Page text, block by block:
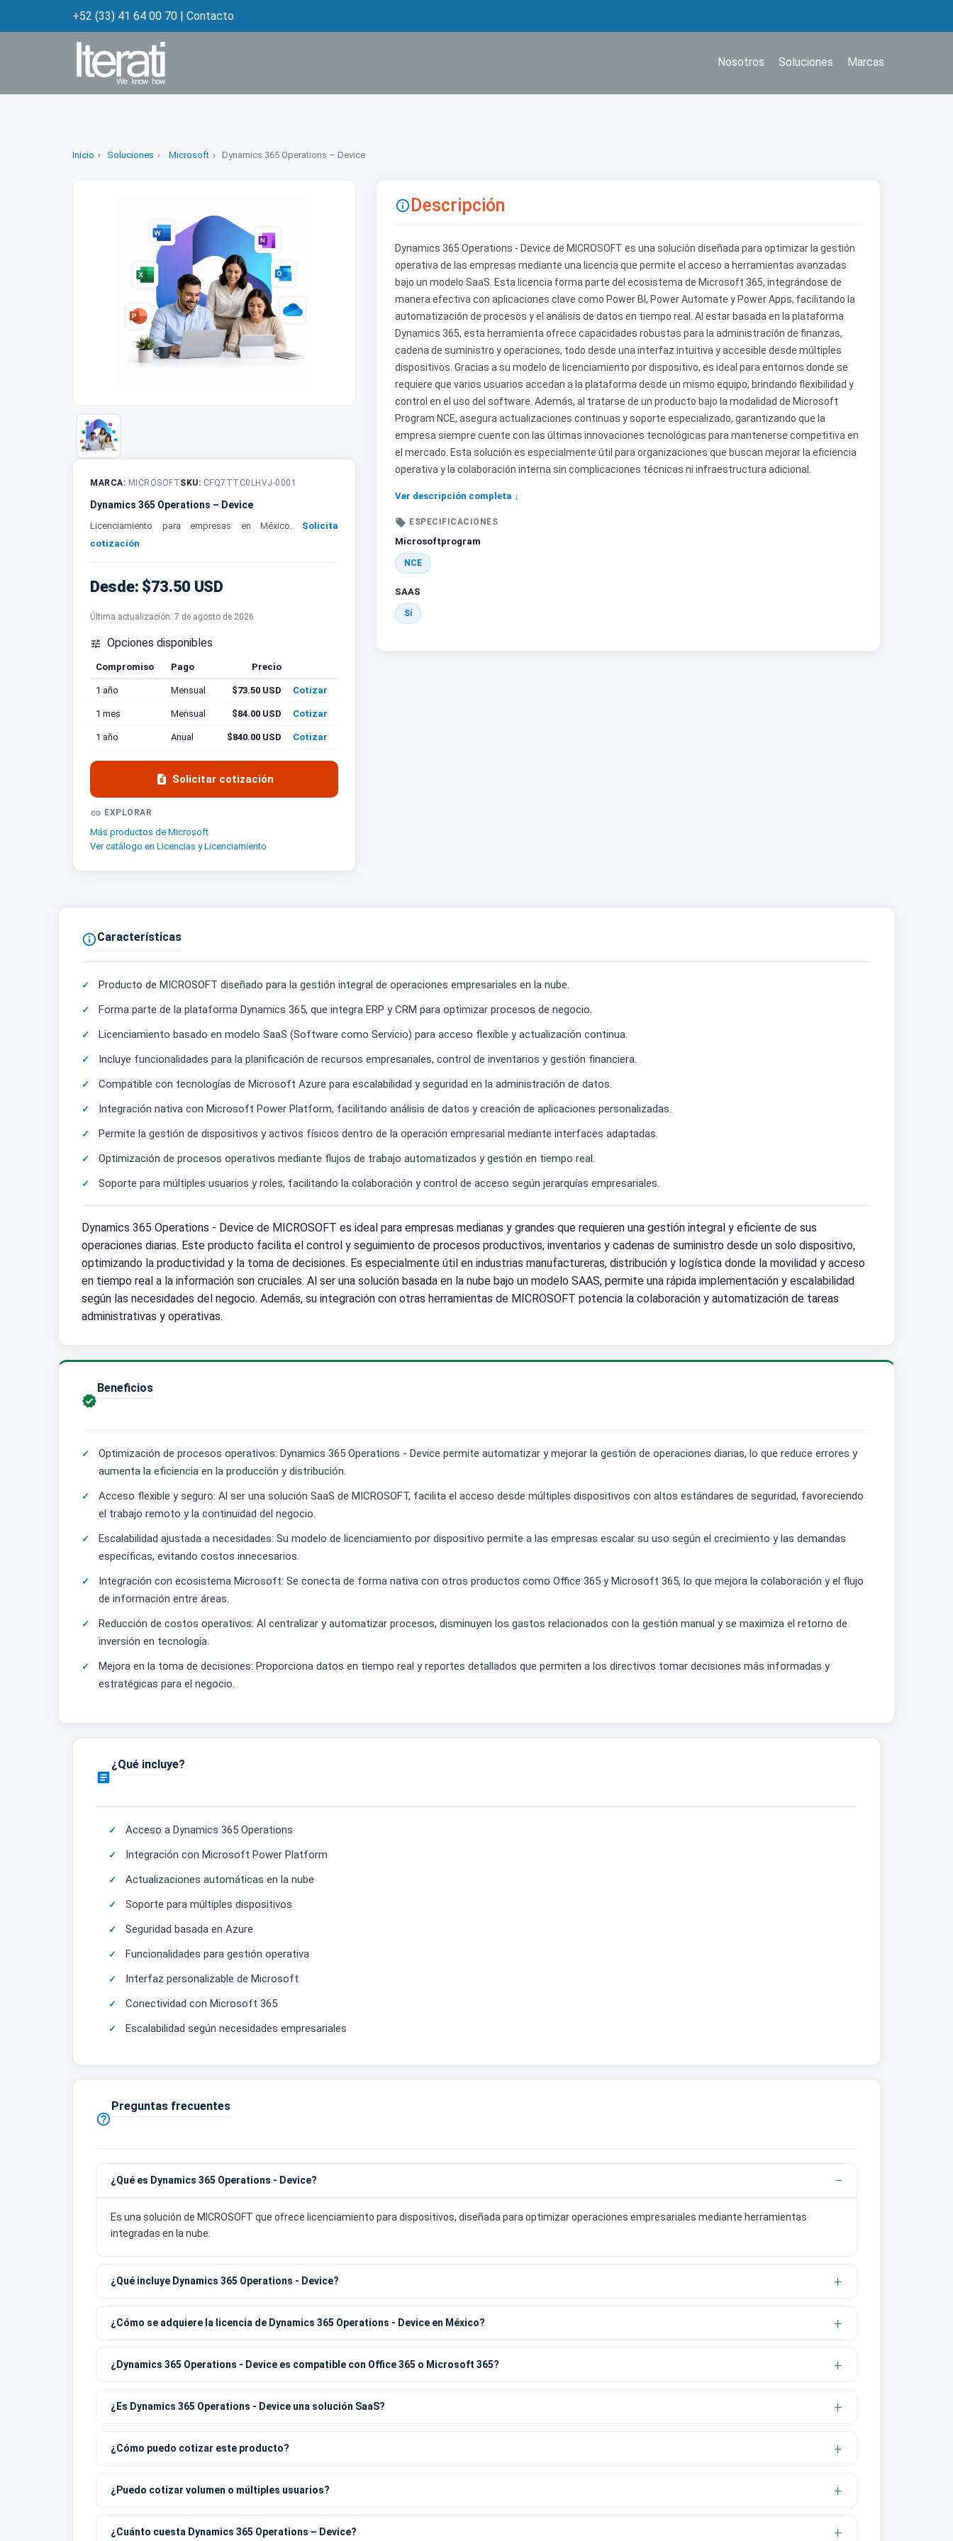
+52 (33) 41 64 00 70 | Contacto
Marcas
Soluciones
Nosotros
Inicio Soluciones Microsoft Dynamics 365 Operations – Device
MARCA: MICROSOFTSKU: CFQ7TTC0LHVJ-0001
Dynamics 365 Operations – Device
Licenciamiento para empresas en México. Solicita
cotización
Desde: $73.50 USD
Última actualización: 7 de agosto de 2026
 Opciones disponibles
Compromiso Pago Precio
1 año
Mensual $73.50 USD Cotizar
1 mes Mensual $84.00 USD Cotizar
1 año Anual $840.00 USD Cotizar
 Solicitar cotización
 EXPLORAR
Más productos de Microsoft
Ver catálogo en Licencias y Licenciamiento
 Descripción
Dynamics 365 Operations - Device de MICROSOFT es una solución diseñada para optimizar la gestión
operativa de las empresas mediante una licencia que permite el acceso a herramientas avanzadas
bajo un modelo SaaS. Esta licencia forma parte del ecosistema de Microsoft 365, integrándose de
manera efectiva con aplicaciones clave como Power BI, Power Automate y Power Apps, facilitando la
automatización de procesos y el análisis de datos en tiempo real. Al estar basada en la plataforma
Dynamics 365, esta herramienta ofrece capacidades robustas para la administración de finanzas,
cadena de suministro y operaciones, todo desde una interfaz intuitiva y accesible desde múltiples
dispositivos. Gracias a su modelo de licenciamiento por dispositivo, es ideal para entornos donde se
requiere que varios usuarios accedan a la plataforma desde un mismo equipo, brindando flexibilidad y
control en el uso del software. Además, al tratarse de un producto bajo la modalidad de Microsoft
Program NCE, asegura actualizaciones continuas y soporte especializado, garantizando que la
empresa siempre cuente con las últimas innovaciones tecnológicas para mantenerse competitiva en
el mercado. Esta solución es especialmente útil para organizaciones que buscan mejorar la eficiencia
operativa y la colaboración interna sin complicaciones técnicas ni infraestructura adicional.
Ver descripción completa ↓
 ESPECIFICACIONES
Microsoftprogram
NCE
SAAS
Sí
Características
Producto de MICROSOFT diseñado para la gestión integral de operaciones empresariales en la nube.
Forma parte de la plataforma Dynamics 365, que integra ERP y CRM para optimizar procesos de negocio.
Licenciamiento basado en modelo SaaS (Software como Servicio) para acceso flexible y actualización continua.
Incluye funcionalidades para la planificación de recursos empresariales, control de inventarios y gestión financiera.
Compatible con tecnologías de Microsoft Azure para escalabilidad y seguridad en la administración de datos.
Integración nativa con Microsoft Power Platform, facilitando análisis de datos y creación de aplicaciones personalizadas.
Permite la gestión de dispositivos y activos físicos dentro de la operación empresarial mediante interfaces adaptadas.
Optimización de procesos operativos mediante flujos de trabajo automatizados y gestión en tiempo real.
Soporte para múltiples usuarios y roles, facilitando la colaboración y control de acceso según jerarquías empresariales.
Dynamics 365 Operations - Device de MICROSOFT es ideal para empresas medianas y grandes que requieren una gestión integral y eficiente de sus
operaciones diarias. Este producto facilita el control y seguimiento de procesos productivos, inventarios y cadenas de suministro desde un solo dispositivo,
optimizando la productividad y la toma de decisiones. Es especialmente útil en industrias manufactureras, distribución y logística donde la movilidad y acceso
en tiempo real a la información son cruciales. Al ser una solución basada en la nube bajo un modelo SAAS, permite una rápida implementación y escalabilidad
según las necesidades del negocio. Además, su integración con otras herramientas de MICROSOFT potencia la colaboración y automatización de tareas
administrativas y operativas.

Beneficios
Optimización de procesos operativos: Dynamics 365 Operations - Device permite automatizar y mejorar la gestión de operaciones diarias, lo que reduce errores y
aumenta la eficiencia en la producción y distribución.
Acceso flexible y seguro: Al ser una solución SaaS de MICROSOFT, facilita el acceso desde múltiples dispositivos con altos estándares de seguridad, favoreciendo
el trabajo remoto y la continuidad del negocio.
Escalabilidad ajustada a necesidades: Su modelo de licenciamiento por dispositivo permite a las empresas escalar su uso según el crecimiento y las demandas
específicas, evitando costos innecesarios.
Integración con ecosistema Microsoft: Se conecta de forma nativa con otros productos como Office 365 y Microsoft 365, lo que mejora la colaboración y el flujo
de información entre áreas.
Reducción de costos operativos: Al centralizar y automatizar procesos, disminuyen los gastos relacionados con la gestión manual y se maximiza el retorno de
inversión en tecnología.
Mejora en la toma de decisiones: Proporciona datos en tiempo real y reportes detallados que permiten a los directivos tomar decisiones más informadas y
estratégicas para el negocio.

¿Qué incluye?
Acceso a Dynamics 365 Operations
Integración con Microsoft Power Platform
Actualizaciones automáticas en la nube
Soporte para múltiples dispositivos
Seguridad basada en Azure
Funcionalidades para gestión operativa
Interfaz personalizable de Microsoft
Conectividad con Microsoft 365
Escalabilidad según necesidades empresariales

Preguntas frecuentes
¿Qué es Dynamics 365 Operations - Device?
Es una solución de MICROSOFT que ofrece licenciamiento para dispositivos, diseñada para optimizar operaciones empresariales mediante herramientas
integradas en la nube.
¿Qué incluye Dynamics 365 Operations - Device?
¿Cómo se adquiere la licencia de Dynamics 365 Operations - Device en México?
¿Dynamics 365 Operations - Device es compatible con Office 365 o Microsoft 365?
¿Es Dynamics 365 Operations - Device una solución SaaS?
¿Cómo puedo cotizar este producto?
¿Puedo cotizar volumen o múltiples usuarios?
¿Cuánto cuesta Dynamics 365 Operations – Device?